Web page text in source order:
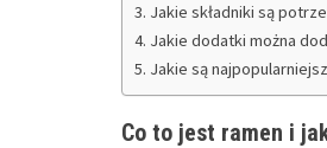
Jakie składniki są
Jakie dodatki można
Jakie są
Co to jest ramen i